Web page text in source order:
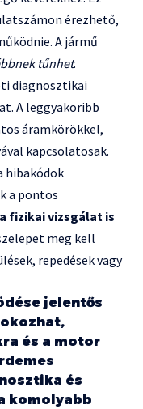
érezhető,
A jármű
tűnhet.
diagnosztikai
A leggyakoribb
áramkörökkel,
kapcsolatosak.
hibakódok
a pontos
fizikai vizsgálat is
meg kell
repedések vagy
jelentős
és a motor
és
komolyabb